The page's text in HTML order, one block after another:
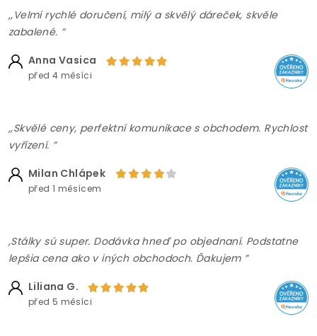
,,Velmi rychlé doručení, milý a skvělý dáreček, skvěle
zabalené. ”
Anna Vasica
před 4 měsíci
,,Skvělé ceny, perfektní komunikace s obchodem. Rychlost
vyřízení. ”
Milan Chlápek
před 1 měsícem
,Stálky sú super. Dodávka hneď po objednaní. Podstatne
lepšia cena ako v iných obchodoch. Ďakujem ”
Liliana G.
před 5 měsíci